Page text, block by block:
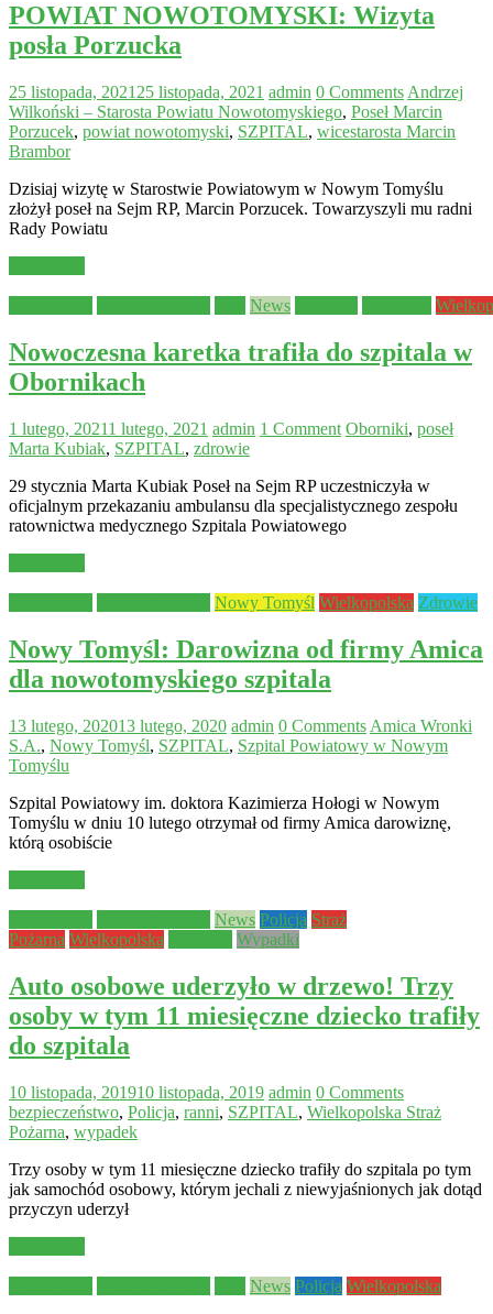
POWIAT NOWOTOMYSKI: Wizyta
posła Porzucka
25 listopada, 2021 25 listopada, 2021 admin 0 Comments Andrzej
Wilkoński – Starosta Powiatu Nowotomyskiego, Poseł Marcin
Porzucek, powiat nowotomyski, SZPITAL, wicestarosta Marcin
Brambor
Dzisiaj wizytę w Starostwie Powiatowym w Nowym Tomyślu
złożył poseł na Sejm RP, Marcin Porzucek. Towarzyszyli mu radni
Rady Powiatu
News
Nowoczesna karetka trafiła do szpitala w
Obornikach
1 lutego, 20211 lutego, 2021 admin 1 Comment Oborniki, poseł
Marta Kubiak, SZPITAL, zdrowie
29 stycznia Marta Kubiak Poseł na Sejm RP uczestniczyła w
oficjalnym przekazaniu ambulansu dla specjalistycznego zespołu
ratownictwa medycznego Szpitala Powiatowego
Nowy Tomyśl Wielkopolska Zdrowie
Nowy Tomyśl: Darowizna od firmy Amica
dla nowotomyskiego szpitala
13 lutego, 202013 lutego, 2020 admin 0 Comments Amica Wronki
S.A., Nowy Tomyśl, SZPITAL, Szpital Powiatowy w Nowym
Tomyślu
Szpital Powiatowy im. doktora Kazimierza Hołogi w Nowym
Tomyślu w dniu 10 lutego otrzymał od firmy Amica darowiznę,
którą osobiście
News Policja Straż
Pożarna Wielkopolska Wypadki
Auto osobowe uderzyło w drzewo! Trzy
osoby w tym 11 miesięczne dziecko trafiły
do szpitala
10 listopada, 201910 listopada, 2019 admin 0 Comments
bezpieczeństwo, Policja, ranni, SZPITAL, Wielkopolska Straż
Pożarna, wypadek
Trzy osoby w tym 11 miesięczne dziecko trafiły do szpitala po tym
jak samochód osobowy, którym jechali z niewyjaśnionych jak dotąd
przyczyn uderzył
News Policja Wielkopolska